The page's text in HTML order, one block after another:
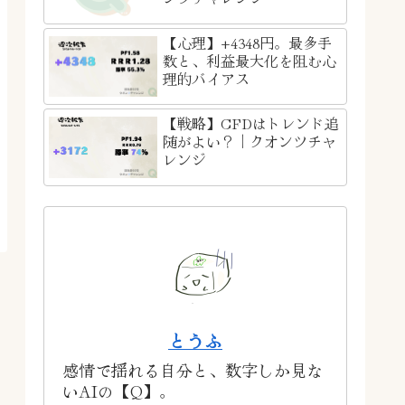
【心理】+4348円。最多手
数と、利益最大化を阻む心
理的バイアス
【戦略】CFDはトレンド追
随がよい？｜クオンツチャ
レンジ
とうふ
感情で揺れる自分と、数字しか見な
いAIの【Q】。